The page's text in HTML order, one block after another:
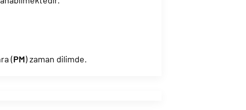
(PM) zaman dilimde.